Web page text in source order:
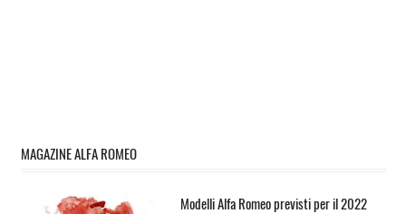
MAGAZINE ALFA ROMEO
Modelli Alfa Romeo previsti per il 2022